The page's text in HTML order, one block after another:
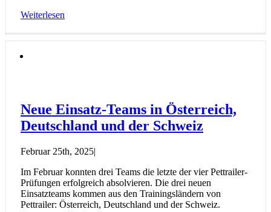
Weiterlesen
Neue Einsatz-Teams in Österreich,
Deutschland und der Schweiz
Februar 25th, 2025|
Im Februar konnten drei Teams die letzte der vier Pettrailer-
Prüfungen erfolgreich absolvieren. Die drei neuen
Einsatzteams kommen aus den Trainingsländern von
Pettrailer: Österreich, Deutschland und der Schweiz.